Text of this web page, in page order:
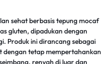
sehat berbasis tepung mocaf
gluten, dipadukan dengan
Produk ini dirancang sebagai
dengan tetap mempertahankan
renyah di luar dan